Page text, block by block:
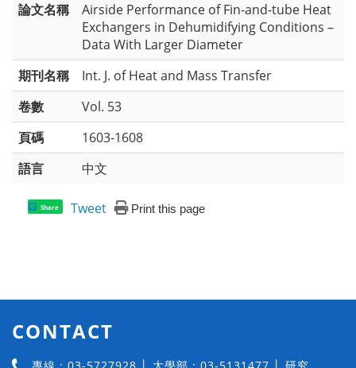
論文名稱
Airside Performance of Fin-and-tube Heat
Exchangers in Dehumidifying Conditions –
Data With Larger Diameter
期刊名稱
Int. J. of Heat and Mass Transfer
卷數
Vol. 53
頁碼
1603-1608
語言
中文
Share Tweet Print this page
CONTACT